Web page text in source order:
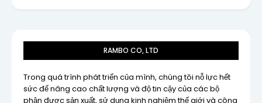
RAMBO CO, LTD
Trong quá trình phát triển của mình, chúng tôi nỗ lực hết
sức để nâng cao chất lượng và độ tin cậy của các bộ
phận được sản xuất, sử dụng kinh nghiệm thế giới và công